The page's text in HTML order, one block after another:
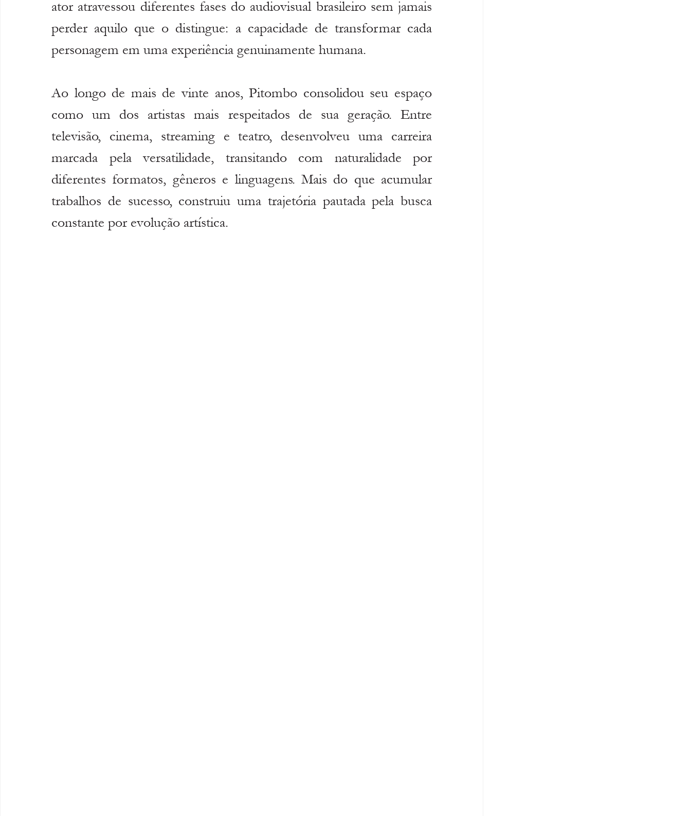
ator atravessou diferentes fases do audiovisual brasileiro sem jamais
perder aquilo que o distingue: a capacidade de transformar cada
personagem em uma experiência genuinamente humana.
Ao longo de mais de vinte anos, Pitombo consolidou seu espaço
como um dos artistas mais respeitados de sua geração. Entre
televisão, cinema, streaming e teatro, desenvolveu uma carreira
marcada pela versatilidade, transitando com naturalidade por
diferentes formatos, gêneros e linguagens. Mais do que acumular
trabalhos de sucesso, construiu uma trajetória pautada pela busca
constante por evolução artística.